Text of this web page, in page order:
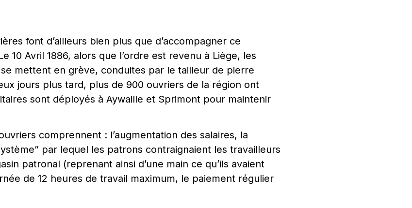
font d’ailleurs bien plus que d’accompagner ce
10 Avril 1886, alors que l’ordre est revenu à Liège, les
mettent en grève, conduites par le tailleur de pierre
jours plus tard, plus de 900 ouvriers de la région ont
sont déployés à Aywaille et Sprimont pour maintenir
comprennent : l’augmentation des salaires, la
par lequel les patrons contraignaient les travailleurs
patronal (reprenant ainsi d’une main ce qu’ils avaient
de 12 heures de travail maximum, le paiement régulier